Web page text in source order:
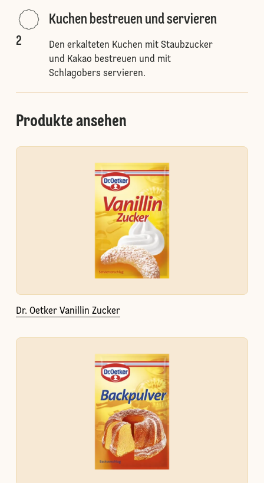
2
Kuchen bestreuen und servieren
Den erkalteten Kuchen mit Staubzucker
und Kakao bestreuen und mit
Schlagobers servieren.
Produkte ansehen
Dr. Oetker Vanillin Zucker